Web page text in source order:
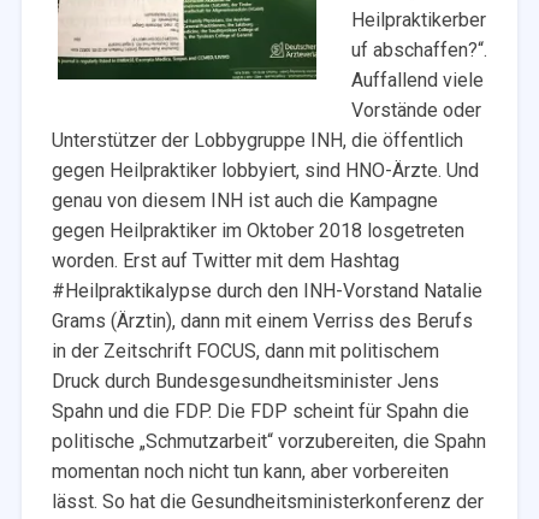
Heilpraktikerber
uf abschaffen?“.
Auffallend viele
Vorstände oder
Unterstützer der Lobbygruppe INH, die öffentlich
gegen Heilpraktiker lobbyiert, sind HNO-Ärzte. Und
genau von diesem INH ist auch die Kampagne
gegen Heilpraktiker im Oktober 2018 losgetreten
worden. Erst auf Twitter mit dem Hashtag
#Heilpraktikalypse durch den INH-Vorstand Natalie
Grams (Ärztin), dann mit einem Verriss des Berufs
in der Zeitschrift FOCUS, dann mit politischem
Druck durch Bundesgesundheitsminister Jens
Spahn und die FDP. Die FDP scheint für Spahn die
politische „Schmutzarbeit“ vorzubereiten, die Spahn
momentan noch nicht tun kann, aber vorbereiten
lässt. So hat die Gesundheitsministerkonferenz der